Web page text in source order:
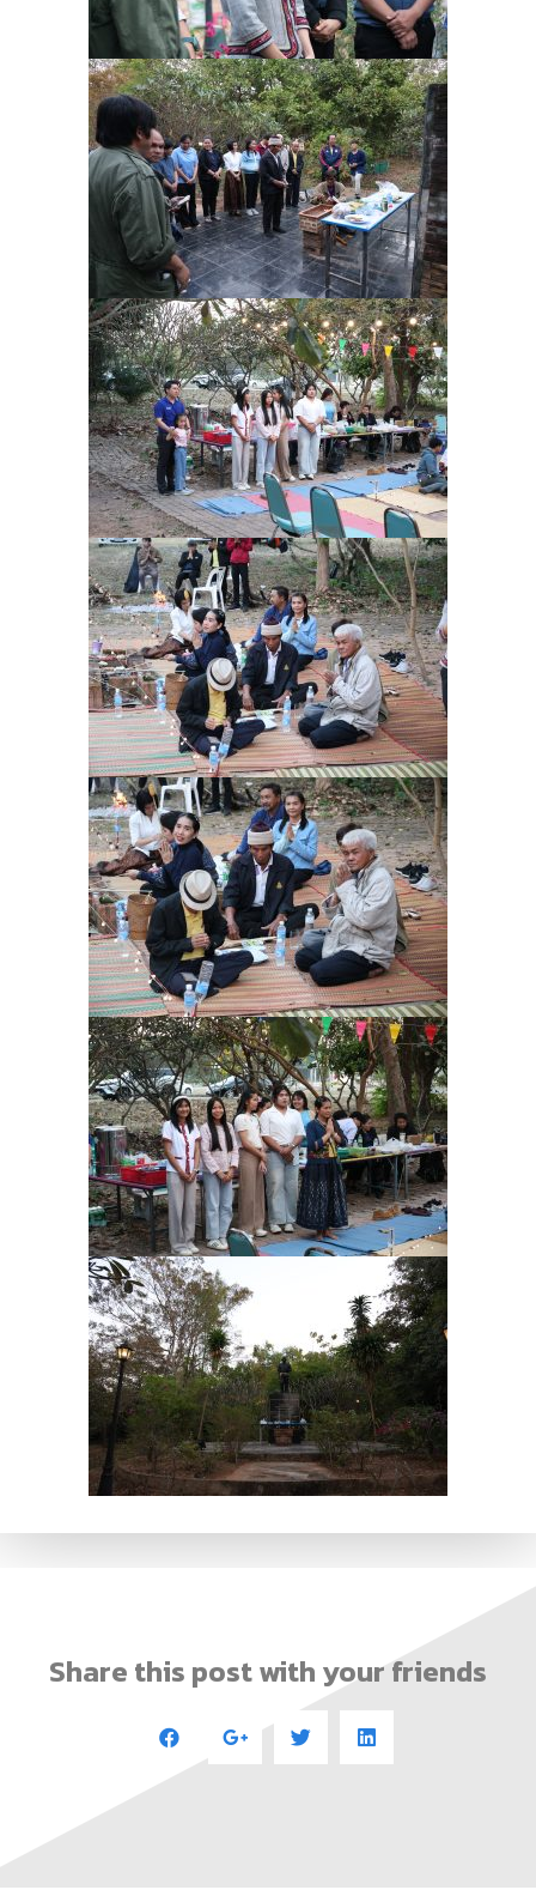
Share this post with your friends